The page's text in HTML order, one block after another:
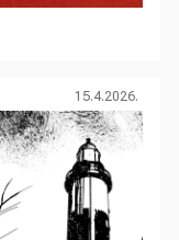
15.4.2026.